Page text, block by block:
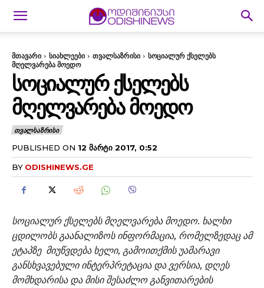
მთავარი სიახლეები თვალსაზრისი
სოციალურ ქსელებს
მღელვარება მოედო
ᲡᲝᲪᲘᲐᲚᲣᲠ ᲥᲡᲔᲚᲔᲑᲡ
ᲛᲦᲔᲚᲕᲐᲠᲔᲑᲐ ᲛᲝᲔᲓᲝ
ᲗᲕᲐᲚᲡᲐᲖᲠᲘᲡᲘ
PUBLISHED ON 12 ᲛᲐᲠᲢᲘ 2017, 0:52
BY ODISHINEWS.GE
სოციალურ ქსელებს მღელვარება მოედო. ხალხი
ცდილობს გაანალიზოს ინფორმაცია, რომელზედაც ამ
ეტაპზე მიუწვდება ხელი, გამოითქმის უამარავი
განსხვავებული ინტერპრეტაცია და ვერსია, დღეს
მომხდარისა და მისი შესაძლო განვითარების